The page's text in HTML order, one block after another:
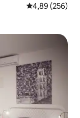
Vidutinis
4,89 (256)